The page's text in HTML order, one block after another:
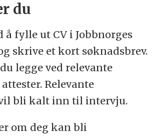
du
å fylle ut CV i Jobbnorges
skrive et kort søknadsbrev.
legge ved relevante
Relevante
bli kalt inn til intervju.
om deg kan bli